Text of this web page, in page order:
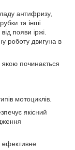
антифризу,
та інші
появи іржі.
роботу двигуна в
починається
мотоциклів.
якісний